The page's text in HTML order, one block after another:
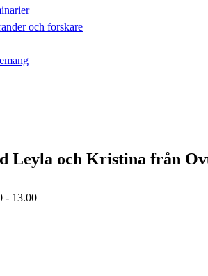
och forskare
Leyla och Kristina från
- 13.00